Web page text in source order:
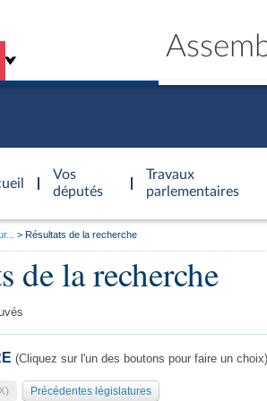
Vos
députés
Travaux
parlementaires
Résultats de la recherche
de la recherche
(Cliquez sur l'un des boutons pour faire un choix)
Précédentes législatures